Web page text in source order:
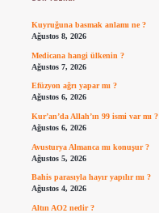
Kuyruğuna basmak anlamı ne ?
Ağustos 8, 2026
Medicana hangi ülkenin ?
Ağustos 7, 2026
Efüzyon ağrı yapar mı ?
Ağustos 6, 2026
Kur’an’da Allah’ın 99 ismi var mı ?
Ağustos 6, 2026
Avusturya Almanca mı konuşur ?
Ağustos 5, 2026
Bahis parasıyla hayır yapılır mı ?
Ağustos 4, 2026
Altın AO2 nedir ?